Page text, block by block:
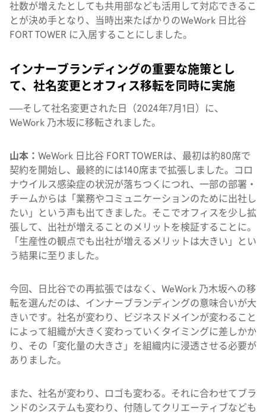
社数が増えたとしても共用部なども活用して対応できるこ
とが決め手となり、当時出来たばかりのWeWork 日比谷
FORT TOWER に入居することにしました。
インナーブランディングの重要な施策とし
て、社名変更とオフィス移転を同時に実施
──そして社名変更された日（2024年7月1日）に、
WeWork 乃木坂に移転されました。
山本： WeWork 日比谷 FORT TOWERは、最初は約80席で
契約を開始し、最終的には140席まで拡張しました。コロ
ナウイルス感染症の状況が落ちつくにつれ、一部の部署・
チームからは「業務やコミュニケーションのために出社し
たい」という声も出てきました。そこでオフィスを少し拡
張して、出社が増えることのメリットを検証することに。
「生産性の観点でも出社が増えるメリットは大きい」とい
う結果に至りました。
今回、日比谷での再拡張ではなく、WeWork 乃木坂への移
転を選んだのは、インナーブランディングの意味合いが大
きいです。社名が変わり、ビジネスドメインが変わること
によって組織が大きく変わっていくタイミングに差しかか
り、その「変化量の大きさ」を組織内に浸透させる必要が
ありました。
また、社名が変わり、ロゴも変わる。それに合わせてブラ
ンドのシステムも変わり、付随してクリエーティブなども